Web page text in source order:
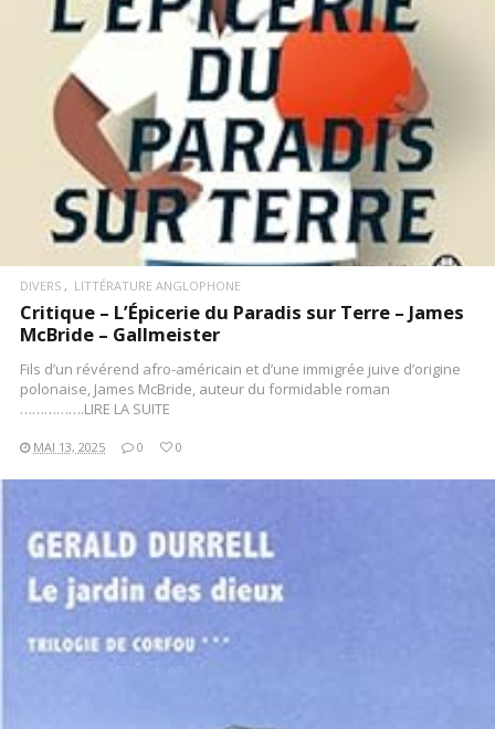
DIVERS LITTÉRATURE ANGLOPHONE
Critique – L’Épicerie du Paradis sur Terre – James
McBride – Gallmeister
Fils d’un révérend afro-américain et d’une immigrée juive d’origine
polonaise, James McBride, auteur du formidable roman
…………….LIRE LA SUITE
MAI 13, 2025 0 0